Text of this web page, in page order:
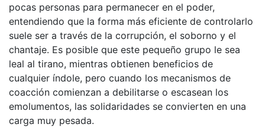
pocas personas para permanecer en el poder,
entendiendo que la forma más eficiente de controlarlo
suele ser a través de la corrupción, el soborno y el
chantaje. Es posible que este pequeño grupo le sea
leal al tirano, mientras obtienen beneficios de
cualquier índole, pero cuando los mecanismos de
coacción comienzan a debilitarse o escasean los
emolumentos, las solidaridades se convierten en una
carga muy pesada.